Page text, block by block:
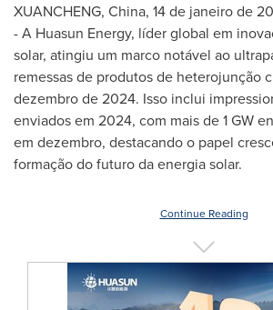
XUANCHENG, China, 14 de janeiro de
- A Huasun Energy, líder global em
solar, atingiu um marco notável ao
remessas de produtos de heterojunção
dezembro de 2024. Isso inclui
enviados em 2024, com mais de 1 GW
em dezembro, destacando o papel
formação do futuro da energia solar.
Continue Reading